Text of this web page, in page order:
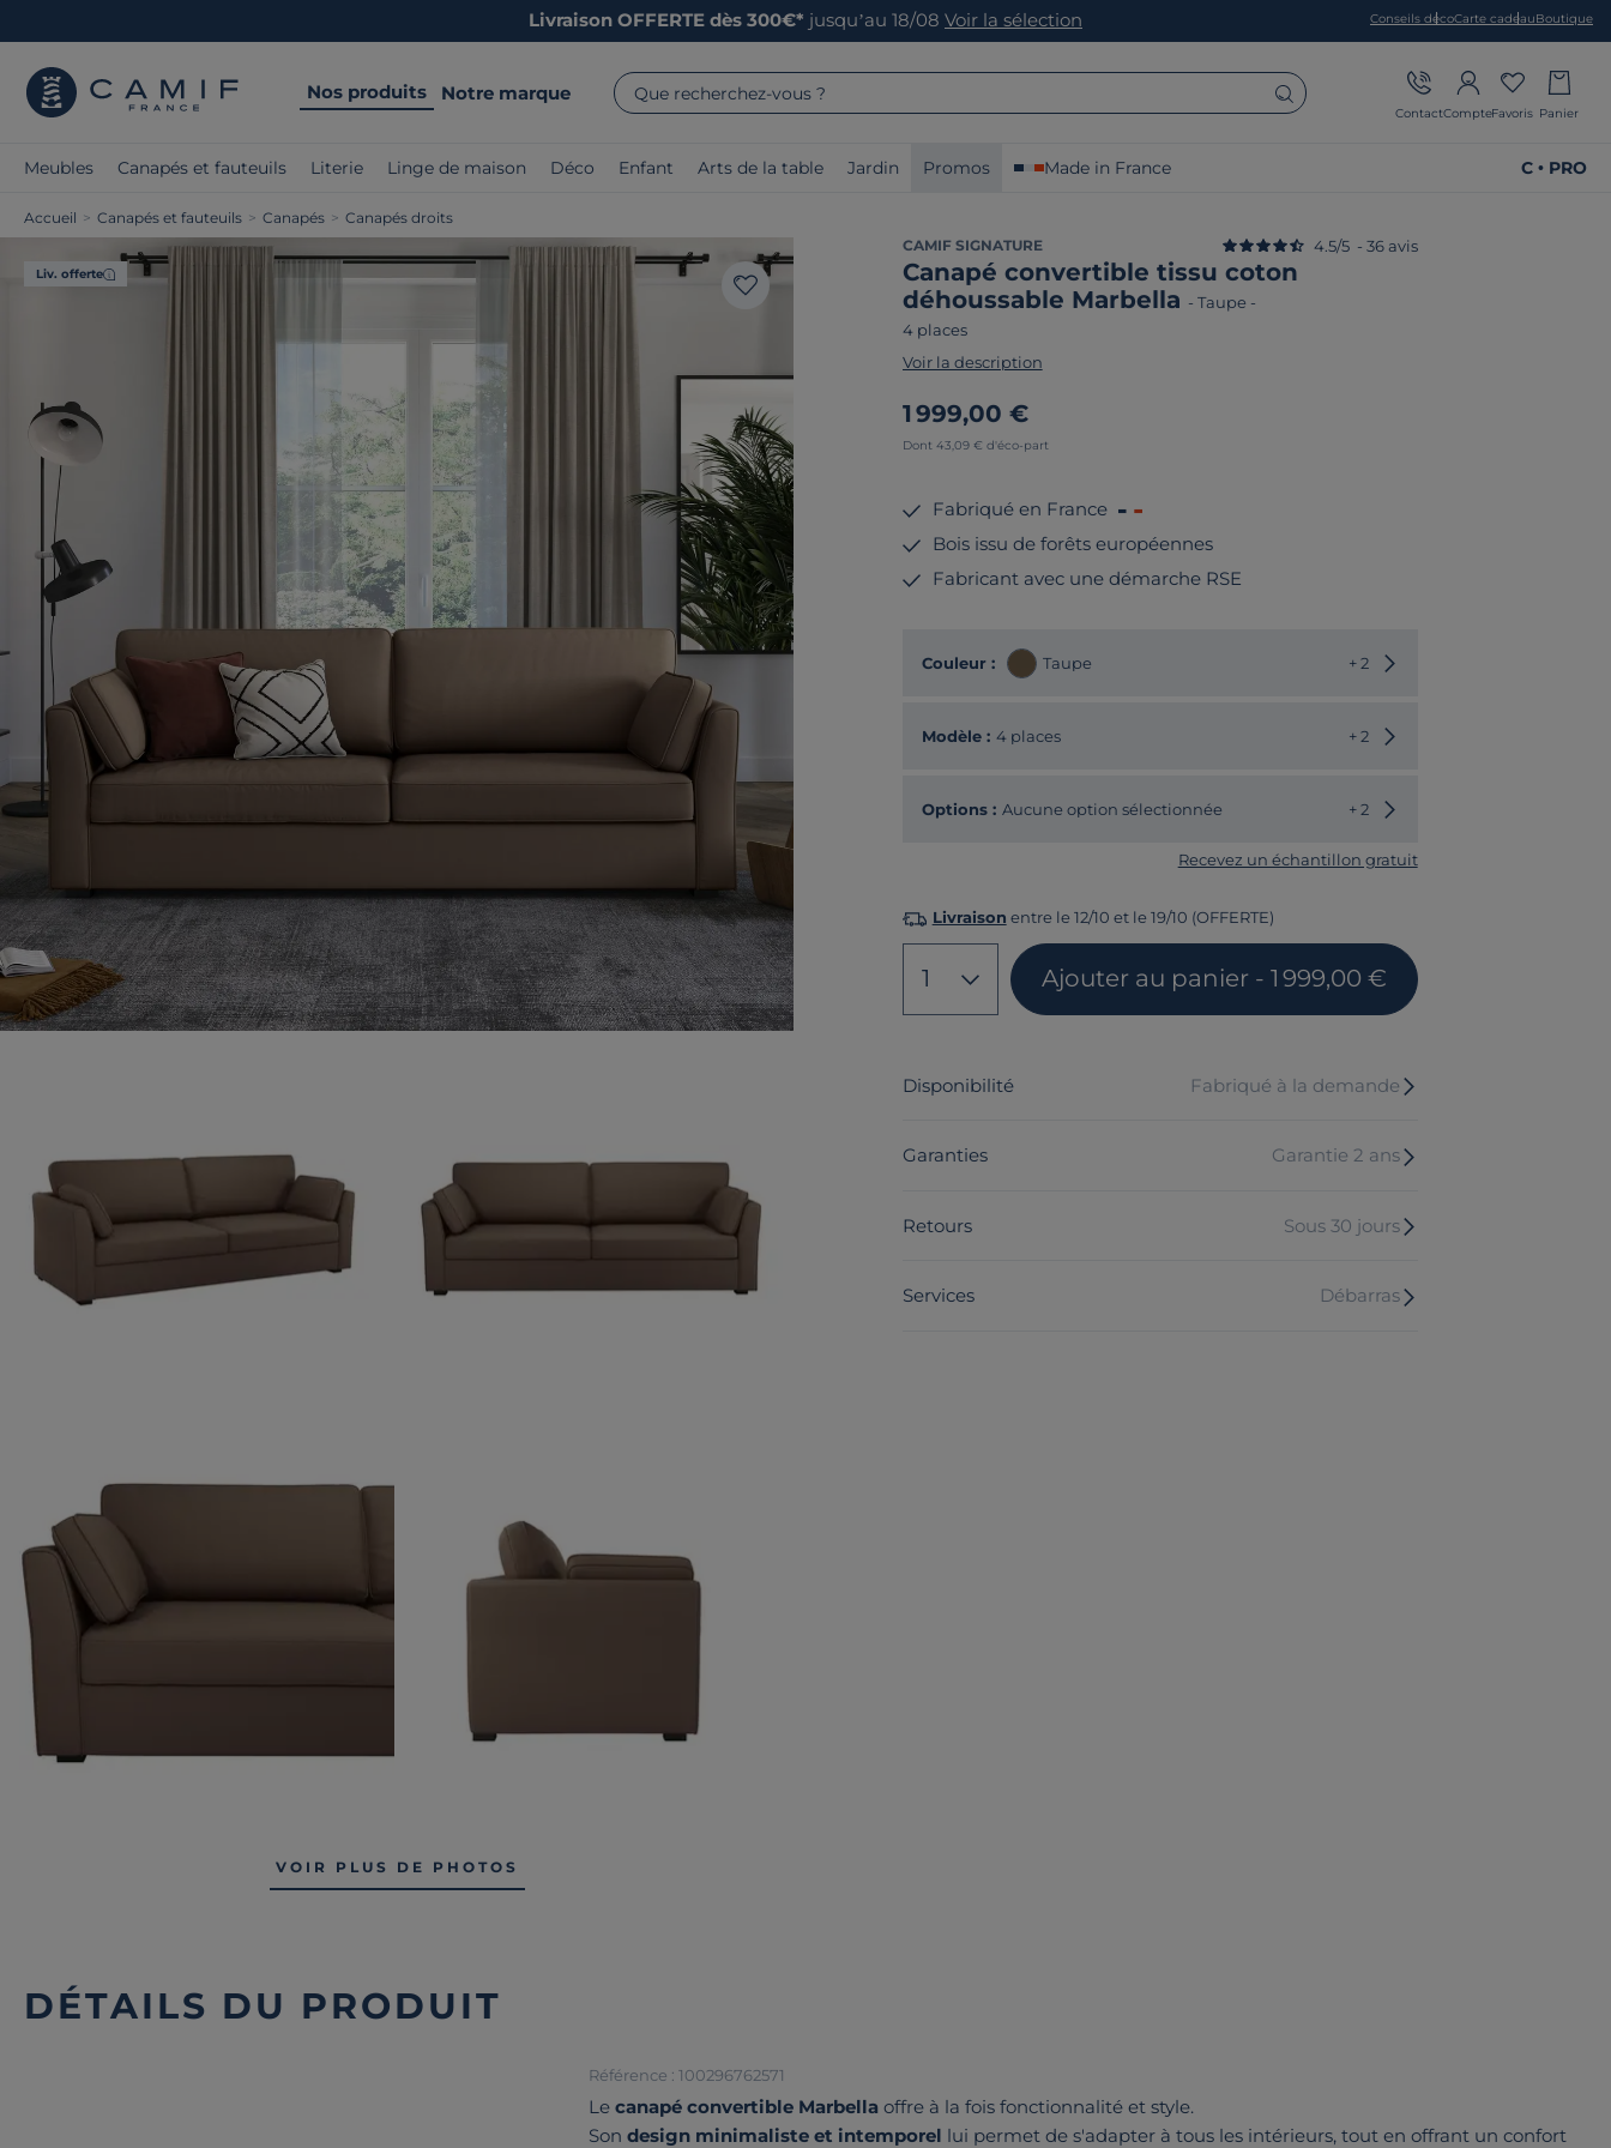
Livraison OFFERTE dès 300€* jusqu’au 18/08 Voir la sélection Conseils décoCarte cadeauBoutique
Nos produits Notre marque Que recherchez-vous ?
ContactCompteFavoris Panier
Meubles Canapés et fauteuils Literie Linge de maison Déco Enfant Arts de la table Jardin Promos Made in France C • PRO
Accueil > Canapés et fauteuils > Canapés > Canapés droits
Liv. offerte
VOIR PLUS DE PHOTOS
CAMIF SIGNATURE
Canapé convertible tissu coton
déhoussable Marbella - Taupe -
4 places
4.5/5 - 36 avis
Voir la description
1 999,00 €
Dont 43,09 € d'éco-part
Fabriqué en France
Bois issu de forêts européennes
Fabricant avec une démarche RSE
Couleur : Taupe + 2 Choisir une autre couleur
Modèle : 4 places + 2 Choisir un autre modèle
Options : Aucune option sélectionnée + 2
Recevez un échantillon gratuit
Livraison entre le 12/10 et le 19/10 (OFFERTE)
1 Ajouter au panier - 1 999,00 €
Disponibilité Fabriqué à la demande
Garanties Garantie 2 ans
Retours Sous 30 jours
Services Débarras
DÉTAILS DU PRODUIT
Référence : 100296762571
Lecanapé convertible Marbella offre à la fois fonctionnalité et style.
Sondesign minimaliste et intemporel lui permet de s'adapter à tous les intérieurs, tout en offrant un confort